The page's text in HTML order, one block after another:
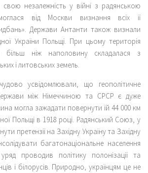
свою незалежність у війні з радянською
від Москви визнання всіх її
Держави Антанти також визнали
України Польщі. При цьому територія
більш ніж наполовину складалася з
і литовських земель.
усвідомлювали, що геополітичне
між Німеччиною та СРСР є дуже
могла зажадати повернути їй 44 000 км
Польщі в 1918 році. Радянський Союз, у
претензії на Західну Україну та Західну
багатонаціональне населення
проводив політику полонізації та
і білорусів. Природно, українцям це не